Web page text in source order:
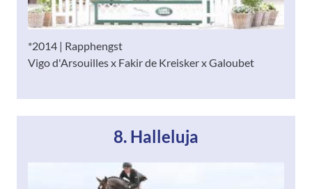
*2014 | Rapphengst
Vigo d'Arsouilles x Fakir de Kreisker x Galoubet
8. Halleluja